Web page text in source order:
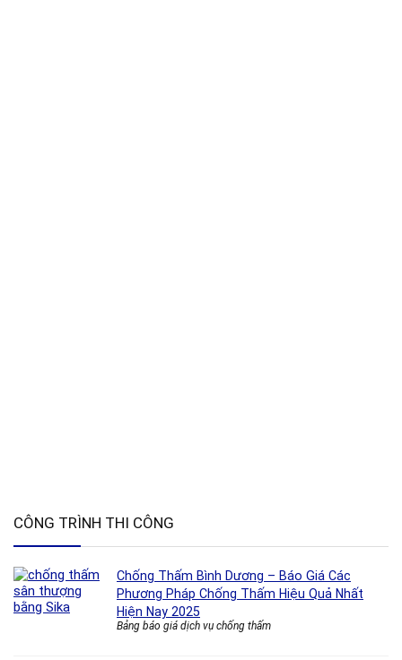
CÔNG TRÌNH THI CÔNG
Chống Thấm Bình Dương – Báo Giá Các
Phương Pháp Chống Thấm Hiệu Quả Nhất
Hiện Nay 2025
Bảng báo giá dịch vụ chống thấm